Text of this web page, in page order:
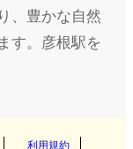
、豊かな自然
す。彦根駅を
食店、リラク
利用規約